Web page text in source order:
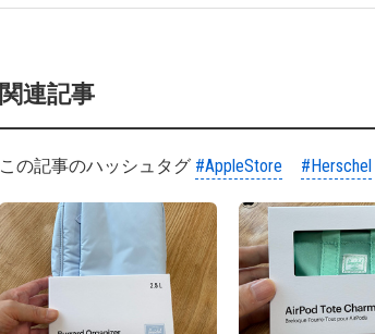
関連記事
この記事のハッシュタグ #AppleStore #Herschel